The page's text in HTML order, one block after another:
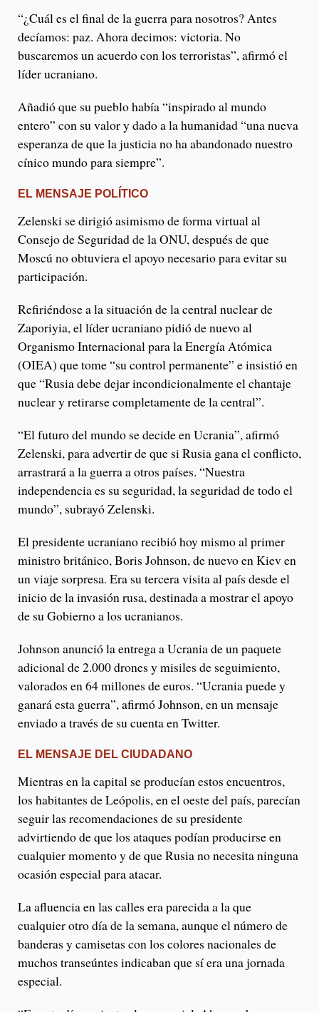
“¿Cuál es el final de la guerra para nosotros? Antes
decíamos: paz. Ahora decimos: victoria. No
buscaremos un acuerdo con los terroristas”, afirmó el
líder ucraniano.
Añadió que su pueblo había “inspirado al mundo
entero” con su valor y dado a la humanidad “una nueva
esperanza de que la justicia no ha abandonado nuestro
cínico mundo para siempre”.
EL MENSAJE POLÍTICO
Zelenski se dirigió asimismo de forma virtual al
Consejo de Seguridad de la ONU, después de que
Moscú no obtuviera el apoyo necesario para evitar su
participación.
Refiriéndose a la situación de la central nuclear de
Zaporiyia, el líder ucraniano pidió de nuevo al
Organismo Internacional para la Energía Atómica
(OIEA) que tome “su control permanente” e insistió en
que “Rusia debe dejar incondicionalmente el chantaje
nuclear y retirarse completamente de la central”.
“El futuro del mundo se decide en Ucrania”, afirmó
Zelenski, para advertir de que si Rusia gana el conflicto,
arrastrará a la guerra a otros países. “Nuestra
independencia es su seguridad, la seguridad de todo el
mundo”, subrayó Zelenski.
El presidente ucraniano recibió hoy mismo al primer
ministro británico, Boris Johnson, de nuevo en Kiev en
un viaje sorpresa. Era su tercera visita al país desde el
inicio de la invasión rusa, destinada a mostrar el apoyo
de su Gobierno a los ucranianos.
Johnson anunció la entrega a Ucrania de un paquete
adicional de 2.000 drones y misiles de seguimiento,
valorados en 64 millones de euros. “Ucrania puede y
ganará esta guerra”, afirmó Johnson, en un mensaje
enviado a través de su cuenta en Twitter.
EL MENSAJE DEL CIUDADANO
Mientras en la capital se producían estos encuentros,
los habitantes de Leópolis, en el oeste del país, parecían
seguir las recomendaciones de su presidente
advirtiendo de que los ataques podían producirse en
cualquier momento y de que Rusia no necesita ninguna
ocasión especial para atacar.
La afluencia en las calles era parecida a la que
cualquier otro día de la semana, aunque el número de
banderas y camisetas con los colores nacionales de
muchos transeúntes indicaban que sí era una jornada
especial.